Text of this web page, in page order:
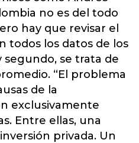
no es del todo
hay que revisar el
todos los datos de los
segundo, se trata de
“El problema
de la
exclusivamente
Entre ellas, una
privada. Un